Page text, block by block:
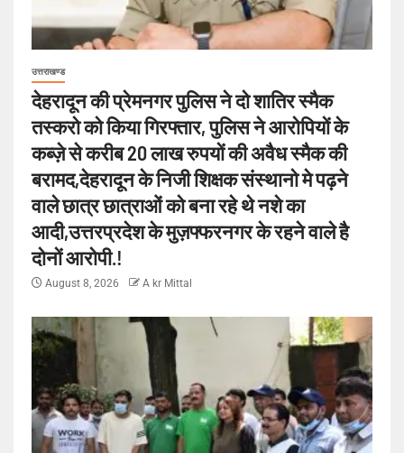
उत्तराखण्ड
देहरादून की प्रेमनगर पुलिस ने दो शातिर स्मैक
तस्करो को किया गिरफ्तार, पुलिस ने आरोपियों के
कब्ज़े से करीब 20 लाख रुपयों की अवैध स्मैक की
बरामद,देहरादून के निजी शिक्षक संस्थानो मे पढ़ने
वाले छात्र छात्राओं को बना रहे थे नशे का
आदी,उत्तरप्रदेश के मुज़फ्फरनगर के रहने वाले है
दोनों आरोपी.!
August 8, 2026 A kr Mittal